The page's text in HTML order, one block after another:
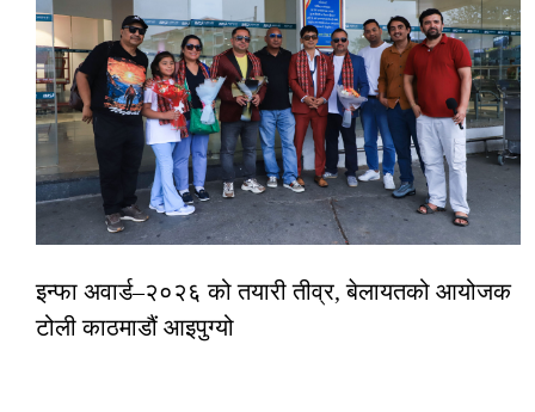
इन्फा अवार्ड–२०२६ को तयारी तीव्र, बेलायतको आयोजक
टोली काठमाडौं आइपुग्यो